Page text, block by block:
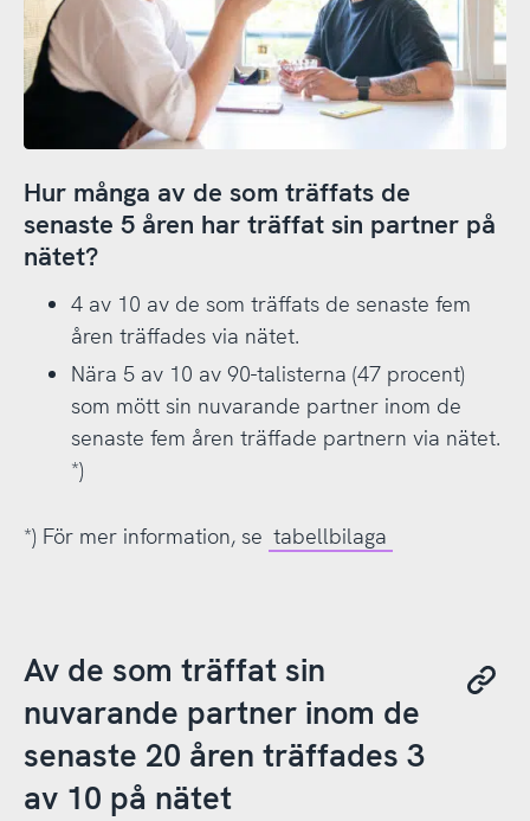
Hur många av de som träffats de
senaste 5 åren har träffat sin partner på
nätet?
4 av 10 av de som träffats de senaste fem
åren träffades via nätet.
Nära 5 av 10 av 90-talisterna (47 procent)
som mött sin nuvarande partner inom de
senaste fem åren träffade partnern via nätet.
*)
*) För mer information, se tabellbilaga
Av de som träffat sin
nuvarande partner inom de
senaste 20 åren träffades 3
av 10 på nätet